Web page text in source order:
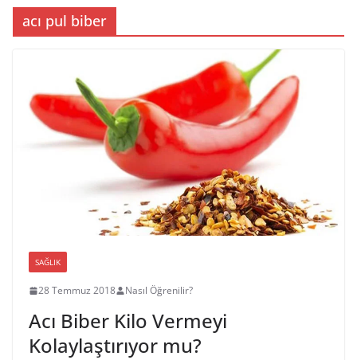
acı pul biber
SAĞLIK
28 Temmuz 2018 Nasıl Öğrenilir?
Acı Biber Kilo Vermeyi
Kolaylaştırıyor mu?